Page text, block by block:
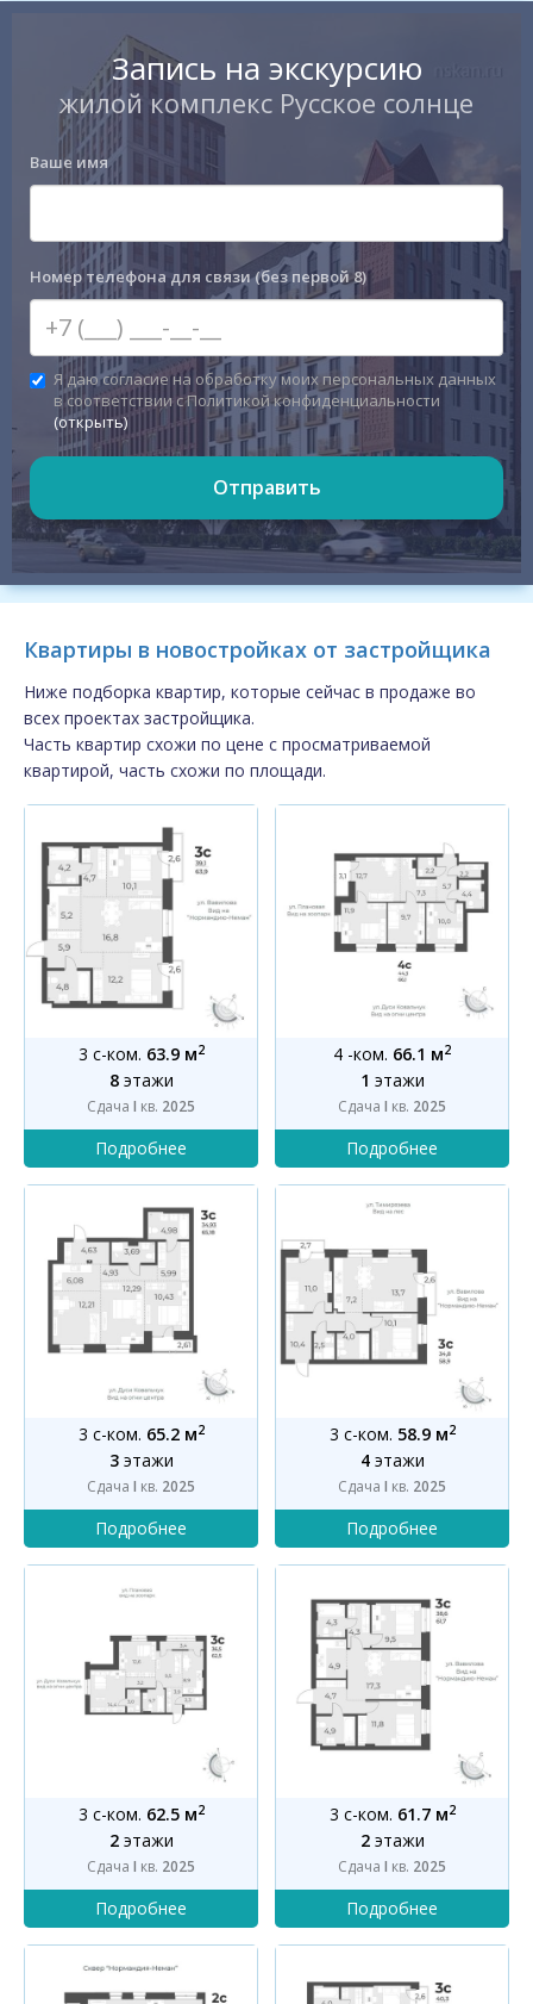
Запись на экскурсию
жилой комплекс Русское солнце
Ваше имя
Номер телефона для связи (без первой 8)
Я даю согласие на обработку моих персональных данных
в соответствии с Политикой конфиденциальности
(открыть)
Отправить
Квартиры в новостройках от застройщика
Ниже подборка квартир, которые сейчас в продаже во
всех проектах застройщика.
Часть квартир схожи по цене с просматриваемой
квартирой, часть схожи по площади.
3 с-ком. 63.9 м2
8этажи
Сдача I кв. 2025
4 -ком. 66.1 м2
1 этажи
Сдача I кв. 2025
3 с-ком. 65.2 м2
3этажи
Сдача I кв. 2025
3 с-ком. 58.9 м2
4этажи
Сдача I кв. 2025
3 с-ком. 62.5 м2
2этажи
Сдача I кв. 2025
3 с-ком. 61.7 м2
2этажи
Сдача I кв. 2025